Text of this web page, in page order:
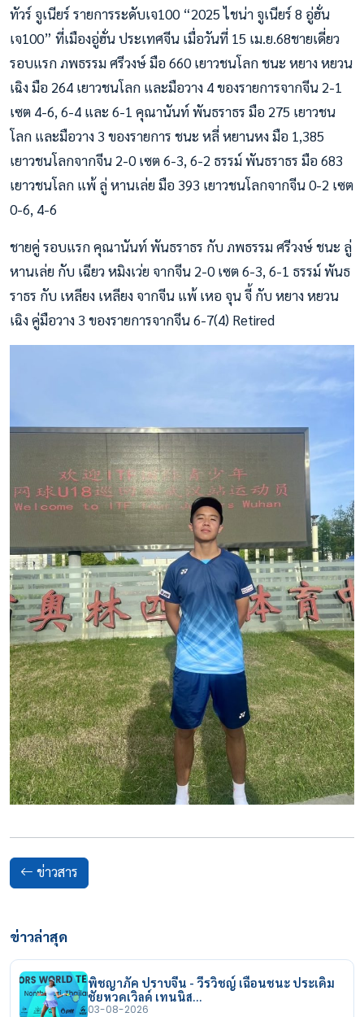
ทัวร์ จูเนียร์ รายการระดับเจ100 “2025 ไชน่า จูเนียร์ 8 อู่ฮั่น
เจ100” ที่เมืองอู่ฮั่น ประเทศจีน เมื่อวันที่ 15 เม.ย.68ชายเดี่ยว
รอบแรก ภพธรรม ศรีวงษ์ มือ 660 เยาวชนโลก ชนะ หยาง หยวน
เฉิง มือ 264 เยาวชนโลก และมือวาง 4 ของรายการจากจีน 2-1
เซต 4-6, 6-4 และ 6-1 คุณานันท์ พันธราธร มือ 275 เยาวชน
โลก และมือวาง 3 ของรายการ ชนะ หลี่ หยานหง มือ 1,385
เยาวชนโลกจากจีน 2-0 เซต 6-3, 6-2 ธรรม์ พันธราธร มือ 683
เยาวชนโลก แพ้ ลู่ หานเล่ย มือ 393 เยาวชนโลกจากจีน 0-2 เซต
0-6, 4-6
ชายคู่ รอบแรก คุณานันท์ พันธราธร กับ ภพธรรม ศรีวงษ์ ชนะ ลู่
หานเล่ย กับ เฉียว หมิงเว่ย จากจีน 2-0 เซต 6-3, 6-1 ธรรม์ พันธ
ราธร กับ เหลียง เหลียง จากจีน แพ้ เหอ จุน จี้ กับ หยาง หยวน
เฉิง คู่มือวาง 3 ของรายการจากจีน 6-7(4) Retired
ข่าวสาร
ข่าวล่าสุด
พิชญาภัค ปราบจีน - วีรวิชญ์ เฉือนชนะ ประเดิม
ชัยหวดเวิลด์ เทนนิส…
03-08-2026